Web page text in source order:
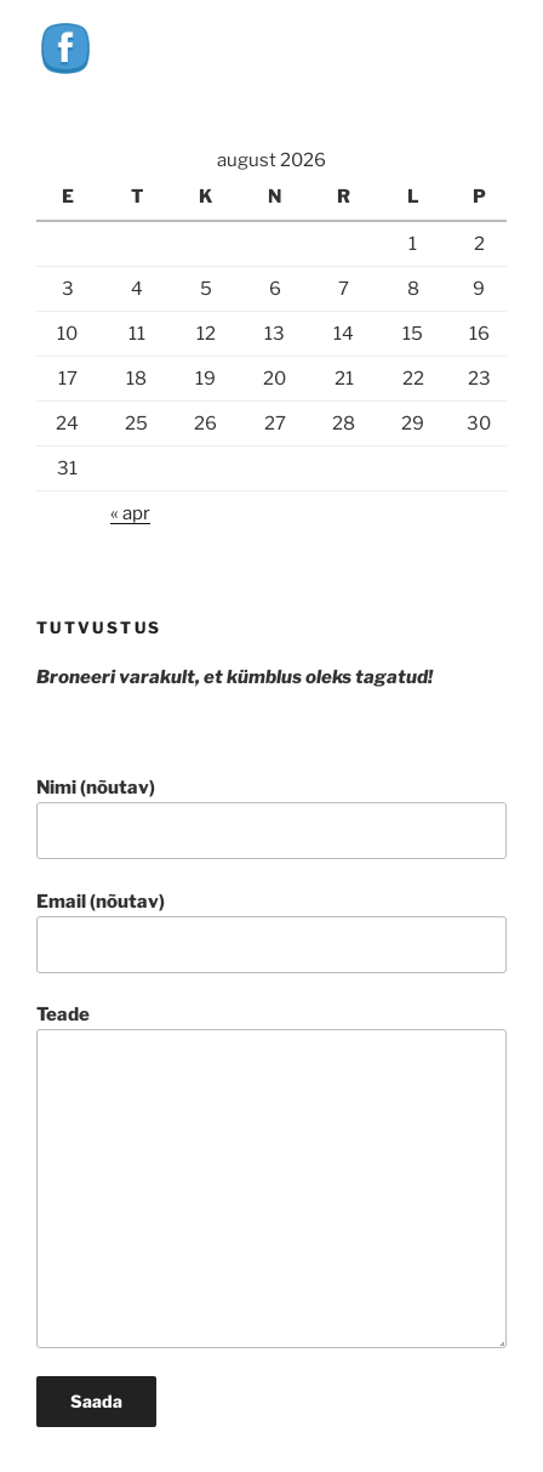
august 2026
E
T K N R L P
1 2
3 4 5 6 7 8 9
10 11 12 13 14 15 16
17 18 19 20 21 22 23
24 25 26 27 28 29 30
31
« apr
TUTVUSTUS
Broneeri varakult, et kümblus oleks tagatud!
Nimi (nõutav)
Email (nõutav)
Teade